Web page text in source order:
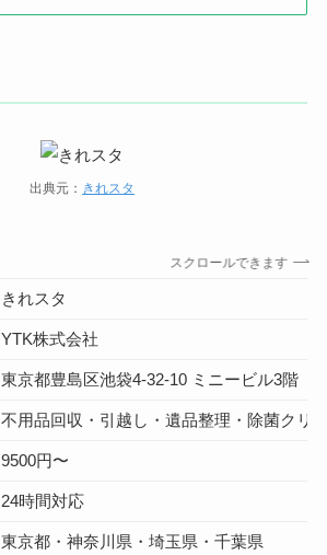
出典元： きれスタ
スクロールできます
きれスタ
YTK株式会社
東京都豊島区池袋4-32-10 ミニービル3階
不用品回収・引越し・遺品整理・除菌クリ
9500円〜
24時間対応
東京都・神奈川県・埼玉県・千葉県